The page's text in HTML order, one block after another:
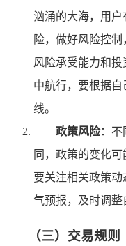
汹涌的大海，用
险，做好风险控
风险承受能力和
中航行，要根据
线。
政策风险：不
同，政策的变化
要关注相关政策
气预报，及时调整
（三）交易规则